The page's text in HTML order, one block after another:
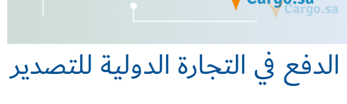
في التجارة الدولية للتصدير